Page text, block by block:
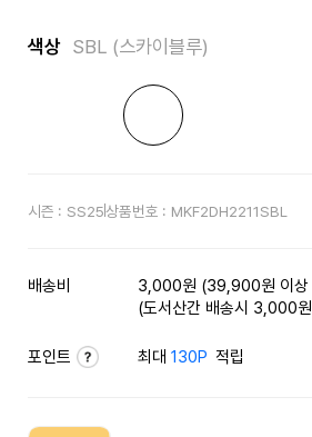
색상 SBL (스카이블루)
시즌 : SS25상품번호 : MKF2DH2211SBL
배송비
3,000원 (39,900원 이상
(도서산간 배송시 3,000
포인트 최대130P 적립